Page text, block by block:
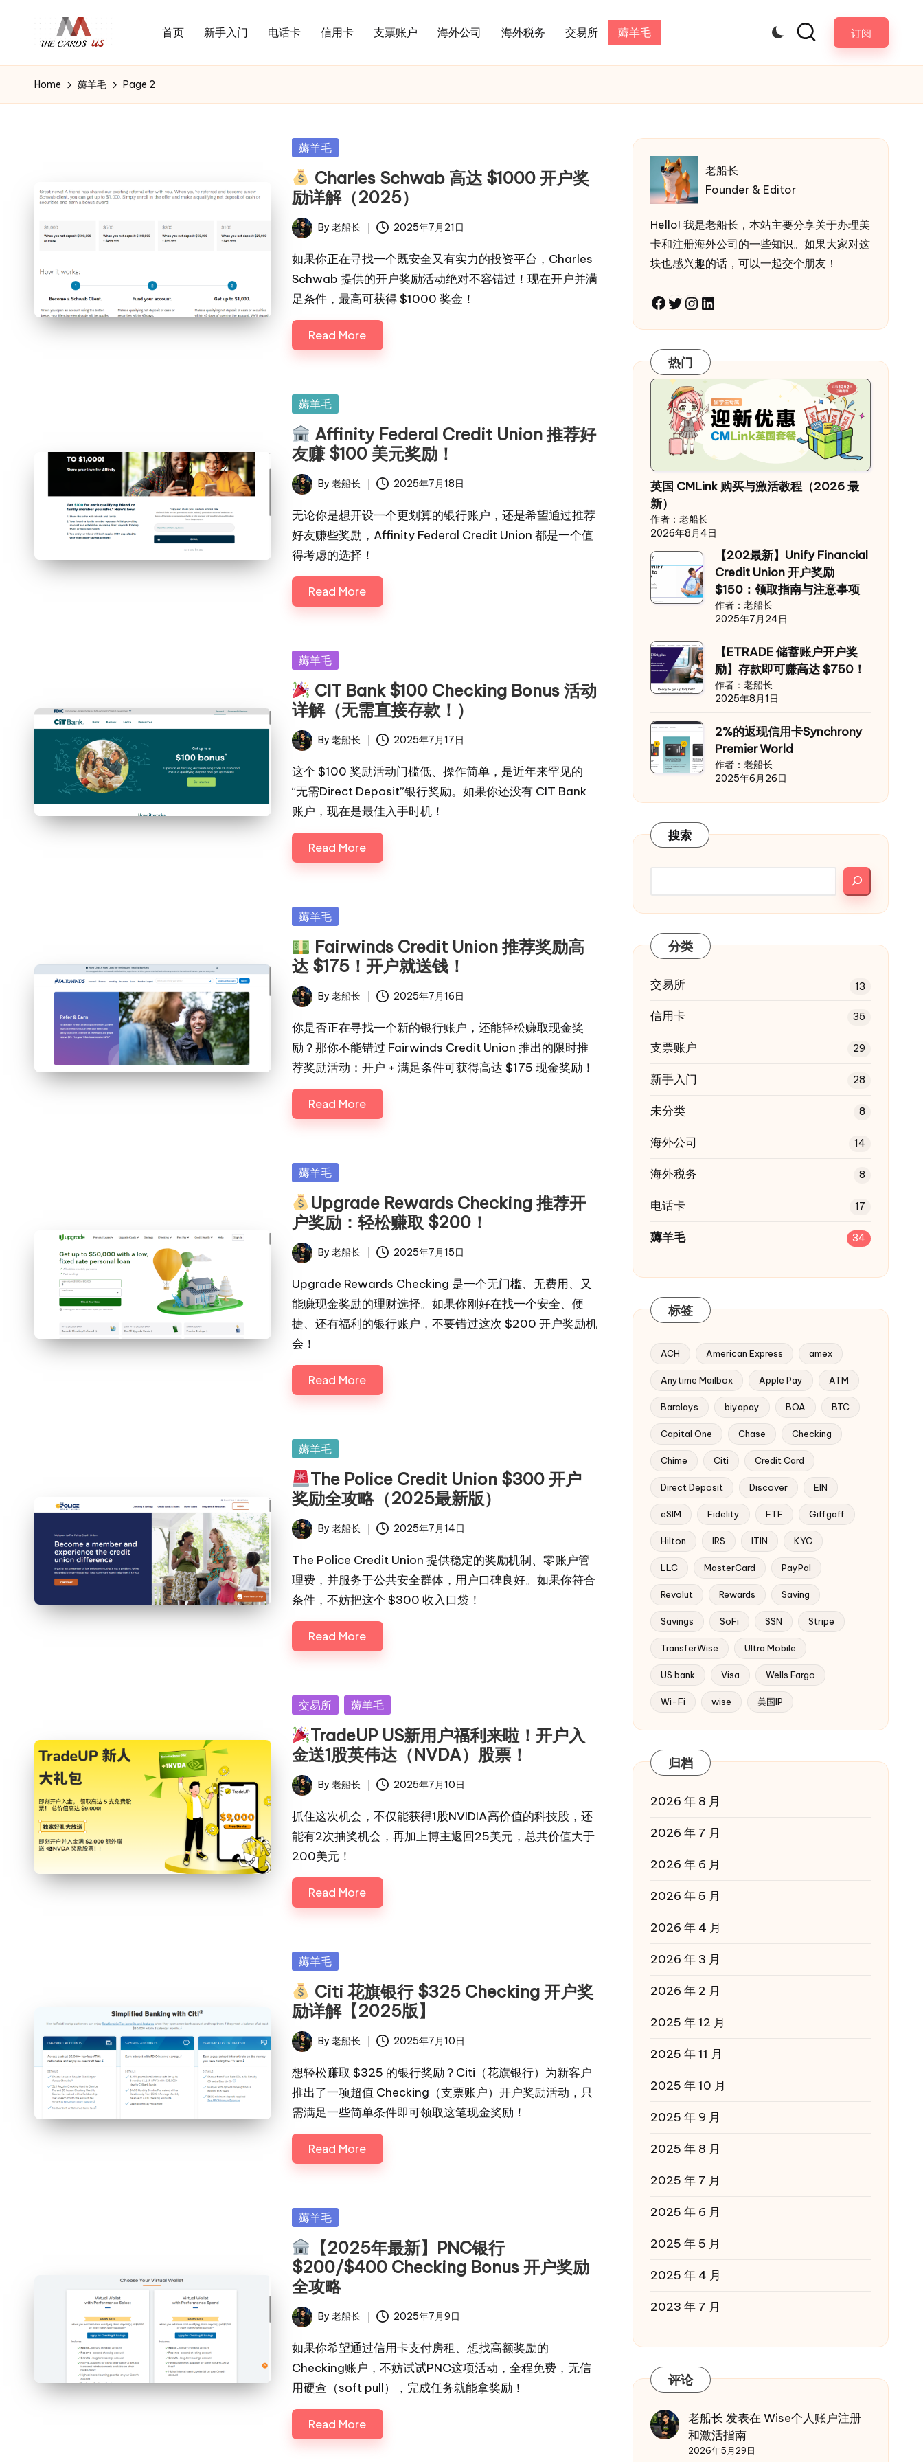
U
S
C
s
cards
of
首页 新手入门 电话卡 信用卡 支票账户 海外公司 海外税务 交易所 薅羊毛 订阅
Home 薅羊毛 Page 2
Posted
in
薅羊毛
Charles Schwab 高达 $1000 开户奖
励详解（2025）
Posted
by
By 老船长 2025年7月21日
如果你正在寻找一个既安全又有实力的投资平台，Charles
Schwab 提供的开户奖励活动绝对不容错过！现在开户并满
足条件，最高可获得 $1000 奖金！
Read More
Posted
薅羊毛
Affinity Federal Credit Union 推荐好
友赚 $100 美元奖励！
Posted
by
By 老船长 2025年7月18日
无论你是想开设一个更划算的银行账户，还是希望通过推荐
好友赚些奖励，Affinity Federal Credit Union 都是一个值
得考虑的选择！
Read More
Posted
in
薅羊毛
CIT Bank $100 Checking Bonus 活动
详解（无需直接存款！）
Posted
by
By 老船长 2025年7月17日
这个 $100 奖励活动门槛低、操作简单，是近年来罕见的
“无需Direct Deposit”银行奖励。如果你还没有 CIT Bank
账户，现在是最佳入手时机！
Read More
Posted
薅羊毛
Fairwinds Credit Union 推荐奖励高
达 $175！开户就送钱！
Posted
by
By 老船长 2025年7月16日
你是否正在寻找一个新的银行账户，还能轻松赚取现金奖
励？那你不能错过 Fairwinds Credit Union 推出的限时推
荐奖励活动：开户 + 满足条件可获得高达 $175 现金奖励！
Read More
Posted
in
薅羊毛
Upgrade Rewards Checking 推荐开
户奖励：轻松赚取 $200！
Posted
by
By 老船长 2025年7月15日
Upgrade Rewards Checking 是一个无门槛、无费用、又
能赚现金奖励的理财选择。如果你刚好在找一个安全、便
捷、还有福利的银行账户，不要错过这次 $200 开户奖励机
会！
Read More
Posted
in
薅羊毛
The Police Credit Union $300 开户
奖励全攻略（2025最新版）
Posted
by
By 老船长 2025年7月14日
The Police Credit Union 提供稳定的奖励机制、零账户管
理费，并服务于公共安全群体，用户口碑良好。如果你符合
条件，不妨把这个 $300 收入口袋！
Read More
Posted
in
交易所 薅羊毛
TradeUP US新用户福利来啦！开户入
金送1股英伟达（NVDA）股票！
Posted
by
By 老船长 2025年7月10日
抓住这次机会，不仅能获得1股NVIDIA高价值的科技股，还
能有2次抽奖机会，再加上博主返回25美元，总共价值大于
200美元！
Read More
Posted
in
薅羊毛
Citi 花旗银行 $325 Checking 开户奖
励详解【2025版】
Posted
by
By 老船长 2025年7月10日
想轻松赚取 $325 的银行奖励？Citi（花旗银行）为新客户
推出了一项超值 Checking（支票账户）开户奖励活动，只
需满足一些简单条件即可领取这笔现金奖励！
Read More
Posted
薅羊毛
【2025年最新】PNC银行
$200/$400 Checking Bonus 开户奖励
全攻略
Posted
by
By 老船长 2025年7月9日
如果你希望通过信用卡支付房租、想找高额奖励的
Checking账户，不妨试试PNC这项活动，全程免费，无信
用硬查（soft pull），完成任务就能拿奖励！
Read More
老船长
Founder & Editor
Hello! 我是老船长，本站主要分享关于办理美
卡和注册海外公司的一些知识。如果大家对这
块也感兴趣的话，可以一起交个朋友！
Facebook
Twitter
Instagram
LinkedIn
热门
英国 CMLink 购买与激活教程（2026 最
新）
作者：老船长
2026年8月4日
【202最新】Unify Financial
Credit Union 开户奖励
$150：领取指南与注意事项
作者：老船长
2025年7月24日
【ETRADE 储蓄账户开户奖
励】存款即可赚高达 $750！
作者：老船长
2025年8月1日
2%的返现信用卡Synchrony
Premier World
作者：老船长
2025年6月26日
搜索
分类
交易所 13
信用卡 35
支票账户 29
新手入门 28
未分类 8
海外公司 14
海外税务 8
电话卡 17
薅羊毛 34
标签
ACH American Express amex
Anytime Mailbox Apple Pay ATM
Barclays biyapay BOA BTC
Capital One Chase Checking
Chime Citi Credit Card
Direct Deposit Discover EIN
eSIM Fidelity FTF Giffgaff
Hilton IRS ITIN KYC
LLC MasterCard PayPal
Revolut Rewards Saving
Savings SoFi SSN Stripe
TransferWise Ultra Mobile
US bank Visa Wells Fargo
Wi-Fi wise 美国IP
归档
2026 年 8 月
2026 年 7 月
2026 年 6 月
2026 年 5 月
2026 年 4 月
2026 年 3 月
2026 年 2 月
2025 年 12 月
2025 年 11 月
2025 年 10 月
2025 年 9 月
2025 年 8 月
2025 年 7 月
2025 年 6 月
2025 年 5 月
2025 年 4 月
2023 年 7 月
评论
老船长 发表在Wise个人账户注册
和激活指南
2026年5月29日